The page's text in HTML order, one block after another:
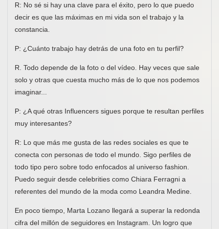
R: No sé si hay una clave para el éxito, pero lo que puedo
decir es que las máximas en mi vida son el trabajo y la
constancia.
P: ¿Cuánto trabajo hay detrás de una foto en tu perfil?
R. Todo depende de la foto o del vídeo. Hay veces que sale
solo y otras que cuesta mucho más de lo que nos podemos
imaginar...
P: ¿A qué otras Influencers sigues porque te resultan perfiles
muy interesantes?
R: Lo que más me gusta de las redes sociales es que te
conecta con personas de todo el mundo. Sigo perfiles de
todo tipo pero sobre todo enfocados al universo fashion.
Puedo seguir desde celebrities como Chiara Ferragni a
referentes del mundo de la moda como Leandra Medine.
En poco tiempo, Marta Lozano llegará a superar la redonda
cifra del millón de seguidores en Instagram. Un logro que